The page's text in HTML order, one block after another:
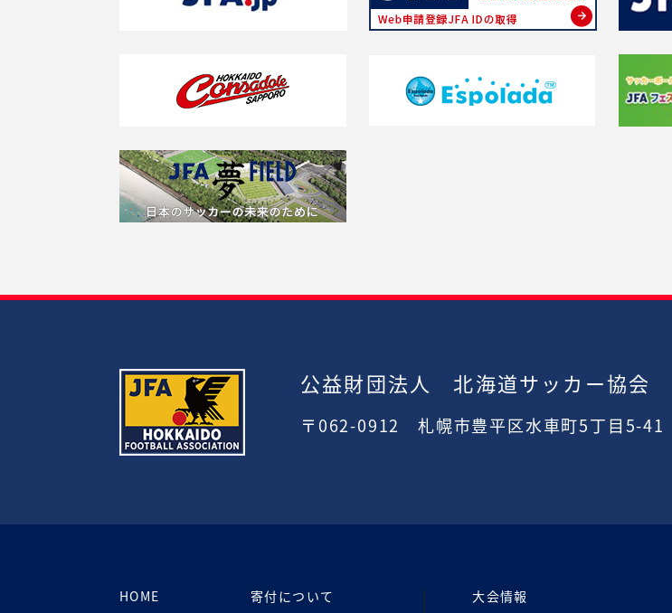
公益財団法人 北海道サッカー協会
〒062-0912 札幌市豊平区水車町5丁目5-41
HOME 寄付について 大会情報